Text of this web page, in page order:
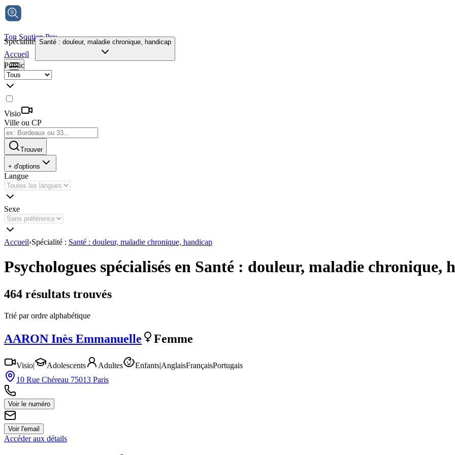
Ton Soutien Psy
Accueil
Spécialité Santé : douleur, maladie chronique, handicap
Public
Visio
Ville ou CP
Trouver
+ d'options
Langue
Sexe
Accueil›Spécialité : Santé : douleur, maladie chronique, handicap
Psychologues spécialisés en Santé : douleur, maladie chronique,
464 résultats trouvés
Trié par ordre alphabétique
AARON Inès Emmanuelle Femme
Visio| Adolescents Adultes Enfants|AnglaisFrançaisPortugais
10 Rue Chéreau 75013 Paris
Voir le numéro
Voir l'email
Accéder aux détails